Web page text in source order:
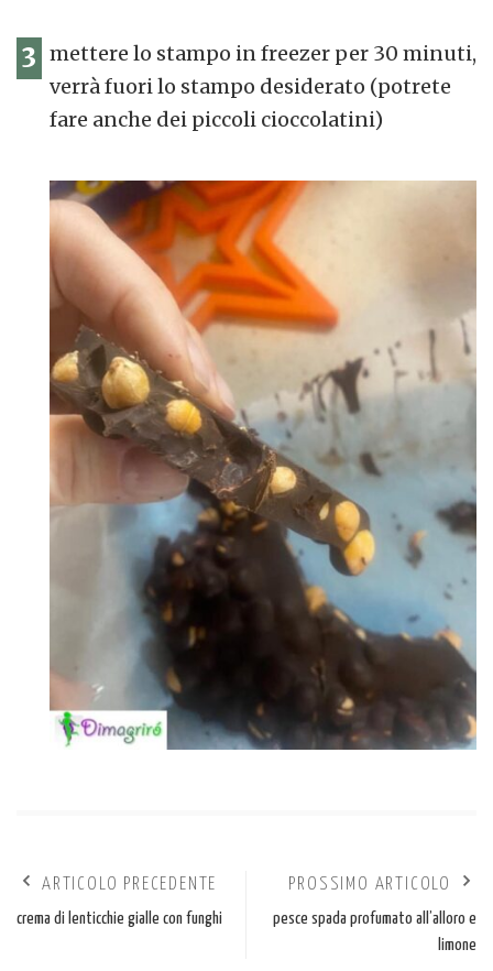
3 mettere lo stampo in freezer per 30 minuti,
verrà fuori lo stampo desiderato (potrete
fare anche dei piccoli cioccolatini)
ARTICOLO PRECEDENTE
crema di lenticchie gialle con funghi
PROSSIMO ARTICOLO
pesce spada profumato all’alloro e
limone